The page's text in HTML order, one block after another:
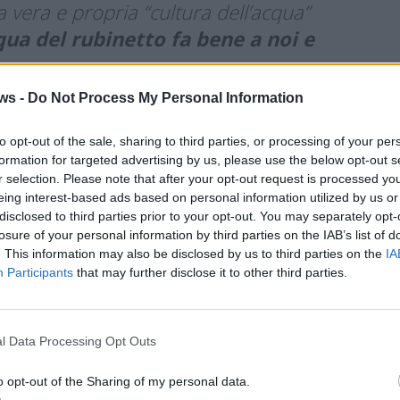
- Do Not Process My Personal Information
opt-out of the sale, sharing to third parties, or processing of your
for targeted advertising by us, please use the below opt-out
selection. Please note that after your opt-out request is processed
interest-based ads based on personal information utilized by us
to third parties prior to your opt-out. You may separately
of your personal information by third parties on the IAB’s list of
This information may also be disclosed by us to third parties on the
Participants that may further disclose it to other third parties.
Data Processing Opt Outs
opt-out of the Sharing of my personal data.
e propria “cultura dell’acqua”
del rubinetto fa bene a noi e
di cittadini, associazioni e
virtuosa nella provincia di
le numerose iniziative che la società ha
primavera e fino all’autunnoalla scoperta del
Due le macro aree:
di Varese, Isolino Virginia e Monte San Giorgio
– tra acque e beni Unesco del nostro territorio”
attraverso visite guidate gratuite;
o in biciletta alla scoperta del bene acqua nel
i cittadini da 0 a 99 anni che prevede anche gite a